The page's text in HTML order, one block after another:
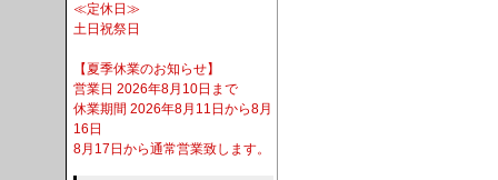
≪定休日≫
土日祝祭日
【夏季休業のお知らせ】
営業日 2026年8月10日まで
休業期間 2026年8月11日から8月
16日
8月17日から通常営業致します。